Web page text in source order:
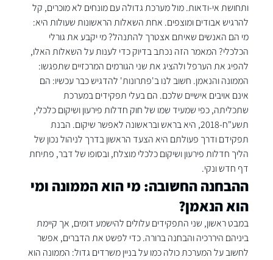
ותחושת אי-ודאות. מול מערכת גדולה עם מונחים לא מוכרים, קל
להרגיש אבודים ומוצפים. אחת השאלות הראשונות שעולות היא:
מי הם האנשים שאיתם אצטרך להתנהל? מי יקבע את גורלי
הכלכלי? המאמר הזה נכתב בדיוק כדי לענות על השאלות האלו,
להפיג את הערפל ולהציג את שני הגורמים המרכזיים שתפגשו:
הממונה והנאמן. חשוב לנו ב'פתרונות' להדגיש כבר עכשיו: הם
אינם אויבים אישיים שלכם. הם בעלי תפקידים במערכת
שתכליתה, כפי שמעיד שמו של חוק חדלות פירעון ושיקום כלכלי,
תשע"ח-2018
, היא בראש ובראשונה לאפשר שיקום. הבנת
תפקידם ודרך פעולתם היא הצעד הראשון בדרך לניהול נכון של
הליך חדלות פירעון ושיקום כלכלי מוצלח, ובסופו של דבר, פתיחת
דף חדש ונקי.
ההבחנה החשובה: מי הוא הממונה ומי
הוא הנאמן?
במבט ראשון, שני התפקידים עלולים להישמע דומים, אך קיימת
ביניהם היררכיה והבחנה ברורה. כדי לפשט את הדברים, אפשר
לחשוב על המערכת כולה כמו על בניין משרדים גדול: הממונה הוא